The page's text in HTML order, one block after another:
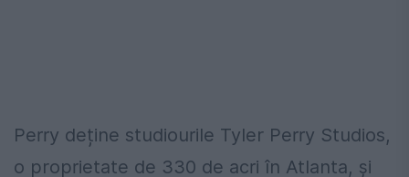
Perry deține studiourile Tyler Perry Studios,
o proprietate de 330 de acri în Atlanta, și